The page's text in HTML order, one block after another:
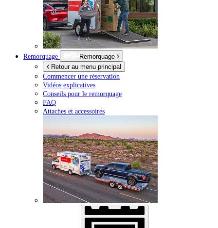
Remorquage
Remorquage
Retour au menu principal
Commencer une réservation
Vidéos explicatives
Conseils pour le remorquage
FAQ
Attaches et accessoires